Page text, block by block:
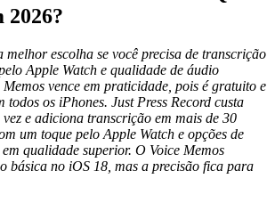
2026?
melhor escolha se você precisa de transcrição
Apple Watch e qualidade de áudio
vence em praticidade, pois é gratuito e
todos os iPhones. Just Press Record custa
e adiciona transcrição em mais de 30
um toque pelo Apple Watch e opções de
qualidade superior. O Voice Memos
básica no iOS 18, mas a precisão fica para